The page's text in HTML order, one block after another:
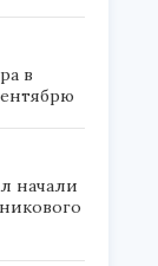
в
начали